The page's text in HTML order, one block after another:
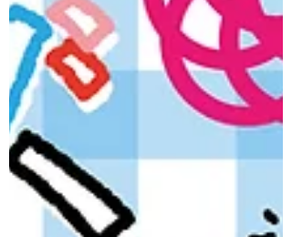
開催日が今週末なのですが、ご興味あり
ましたらぜひお越しください☆ 【日時】
2026年6月28日（日）13:30～15:30 【講
師】佐貫 巧（佐賀女子短期大学こども未
来学科 准教授） 【対象】未就学児（3～6
歳）・小学生※3歳未満の兄弟姉妹の方
も、保護者の方と一緒にご参加いただけ
ます。 【参加費（材料費）】お子様ひと
りあたり1,000円 【持ち物】染めるもの
はこちらでもご用意しますが、他に染め